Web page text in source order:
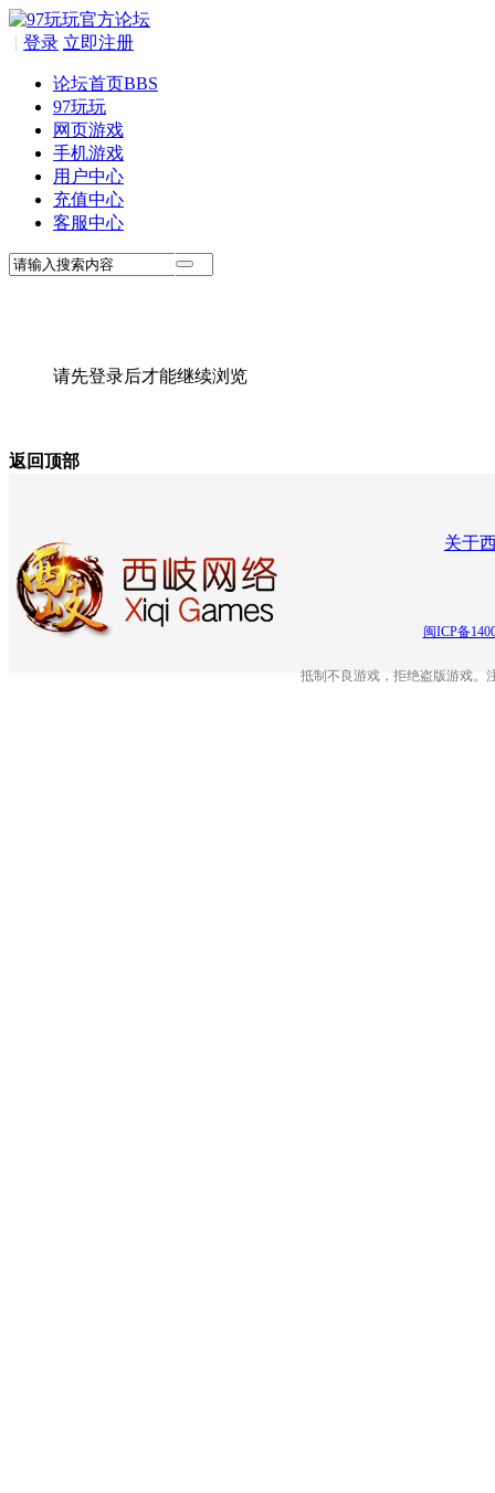
登录
| 立即注册
论坛首页BBS
97玩玩
网页游戏
手机游戏
用户中心
充值中心
客服中心
请先登录后才能继续浏览
返回顶部
关于
闽ICP备
抵制不良游戏，拒绝盗版游戏。